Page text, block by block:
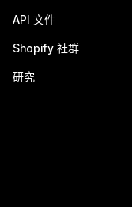
API 文件
Shopify 社群
研究